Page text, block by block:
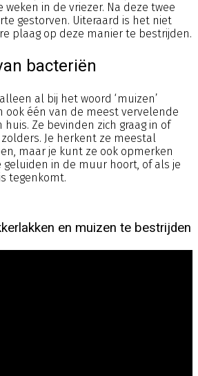
in de vriezer. Na deze twee
gestorven. Uiteraard is het niet
plaag op deze manier te bestrijden.
bacteriën
al bij het woord ‘muizen’
ook één van de meest vervelende
Ze bevinden zich graag in of
Je herkent ze meestal
maar je kunt ze ook opmerken
geluiden in de muur hoort, of als je
tegenkomt.
en muizen te bestrijden